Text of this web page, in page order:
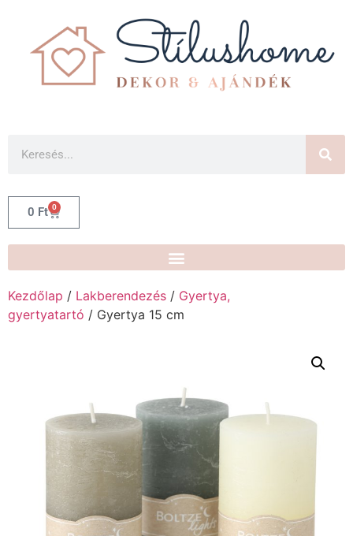
0 Ft 0
Kezdőlap / Lakberendezés / Gyertya,
gyertyatartó / Gyertya 15 cm